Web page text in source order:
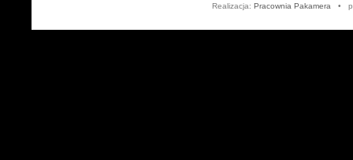
Realizacja: Pracownia Pakamera •